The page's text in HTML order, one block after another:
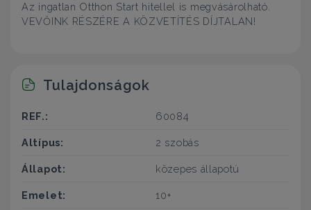
Az ingatlan Otthon Start hitellel is megvásárolható.
VEVŐINK RÉSZÉRE A KÖZVETÍTÉS DÍJTALAN!
Tulajdonságok
REF.: 60084
Altípus: 2 szobás
Állapot: közepes állapotú
Emelet: 10+